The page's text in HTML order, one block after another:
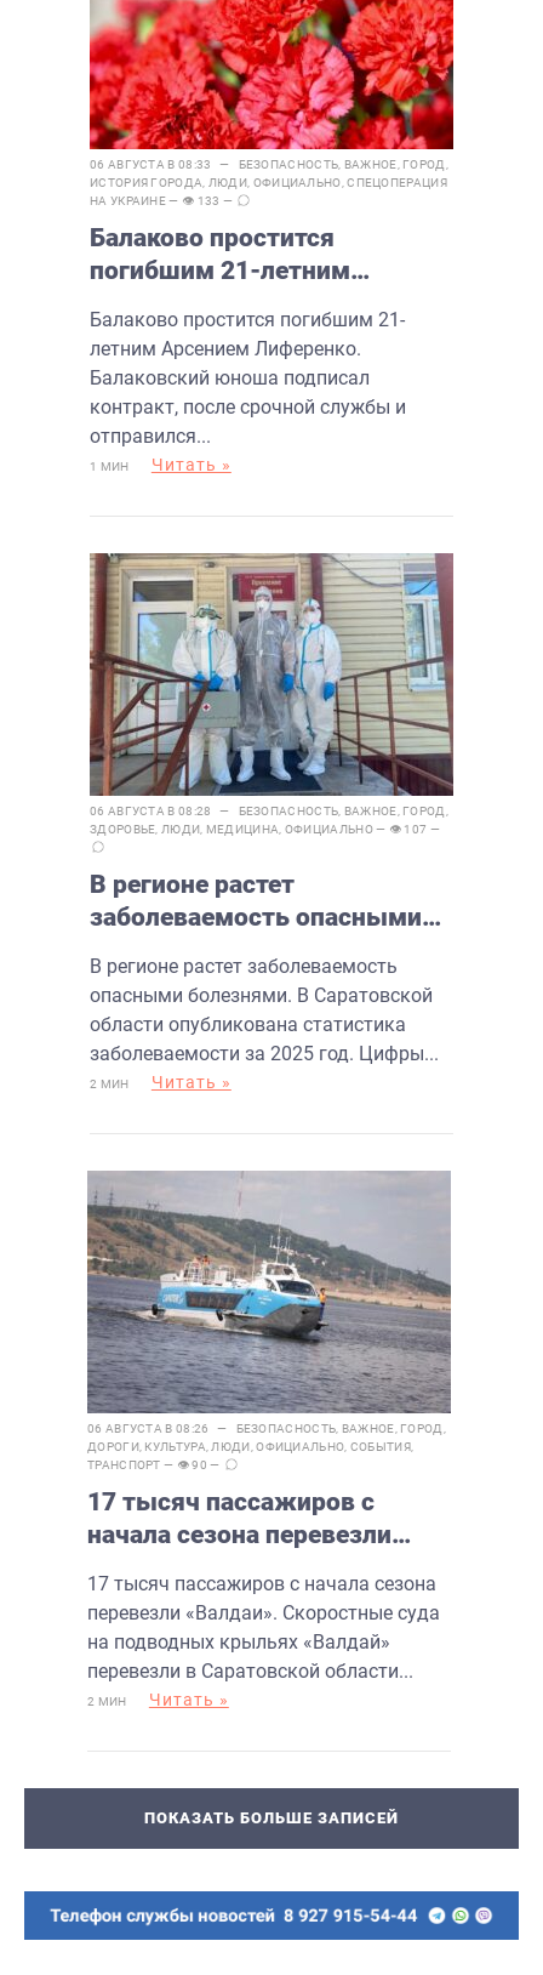
06 АВГУСТА В 08:33 — БЕЗОПАСНОСТЬ ВАЖНОЕ ГОРОД
ИСТОРИЯ ГОРОДА
ЛЮДИ ОФИЦИАЛЬНО ,СПЕЦОПЕРАЦИЯ
НА УКРАИНЕ— 👁 133 —
Балаково простится
погибшим 21-летним
Балаково простится погибшим 21-
летним Арсением Лиференко.
Балаковский юноша подписал
контракт, после срочной службы и
отправился...
1 МИН Читать »
06 АВГУСТА В 08:28 — БЕЗОПАСНОСТЬ ВАЖНОЕ ГОРОД
ЗДОРОВЬЕ ЛЮДИ МЕДИЦИНА ОФИЦИАЛЬНО— 👁 107 —
В регионе растет
заболеваемость опасными
В регионе растет заболеваемость
опасными болезнями. В Саратовской
области опубликована статистика
заболеваемости за 2025 год. Цифры...
2 МИН Читать »
06 АВГУСТА В 08:26 — БЕЗОПАСНОСТЬ ВАЖНОЕ ГОРОД
ДОРОГИ, КУЛЬТУРА ЛЮДИ ,ОФИЦИАЛЬНО СОБЫТИЯ,
ТРАНСПОРТ — 👁 90 —
17 тысяч пассажиров с
начала сезона перевезли
17 тысяч пассажиров с начала сезона
перевезли «Валдаи». Скоростные суда
на подводных крыльях «Валдай»
перевезли в Саратовской области...
2 МИН Читать »
ПОКАЗАТЬ БОЛЬШЕ ЗАПИСЕЙ